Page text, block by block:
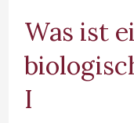
Was ist
I